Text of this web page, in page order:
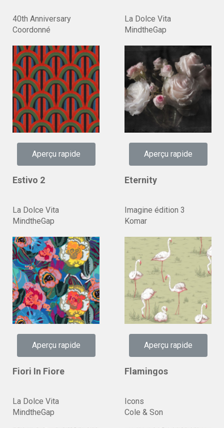
40th Anniversary
Coordonné
La Dolce Vita
MindtheGap
Aperçu rapide
Estivo 2
La Dolce Vita
MindtheGap
Aperçu rapide
Eternity
Imagine édition 3
Komar
Aperçu rapide
Fiori In Fiore
La Dolce Vita
MindtheGap
Aperçu rapide
Flamingos
Icons
Cole & Son